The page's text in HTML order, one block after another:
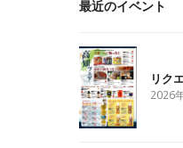
最近のイベント
リク
2026